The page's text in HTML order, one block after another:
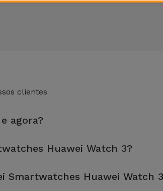
clientes
agora?
Huawei Watch 3?
Smartwatches Huawei Watch 3